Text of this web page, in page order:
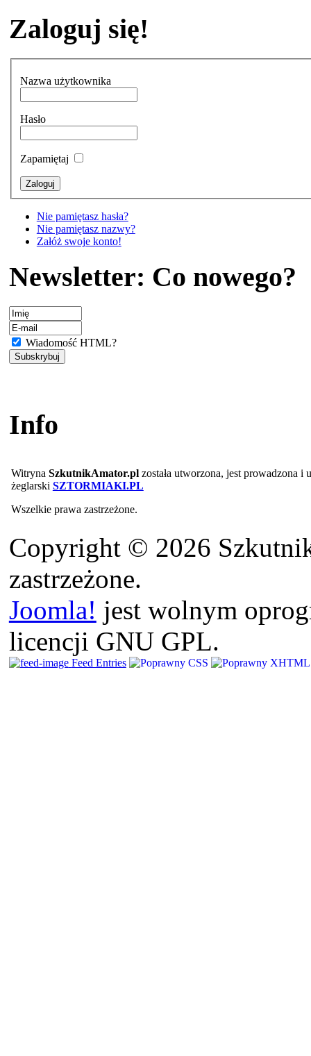
Zaloguj się!
Nazwa użytkownika
Hasło
Zapamiętaj
Nie pamiętasz hasła?
Nie pamiętasz nazwy?
Załóż swoje konto!
Newsletter: Co nowego?
Wiadomość HTML?
Info
Witryna SzkutnikAmator.plzostała utworzona, jest prowadzona i
żeglarski SZTORMIAKI.PL
Wszelkie prawa zastrzeżone.
Copyright © 2026
zastrzeżone.
Joomla! jest wolnym
licencji GNU GPL.
Feed Entries